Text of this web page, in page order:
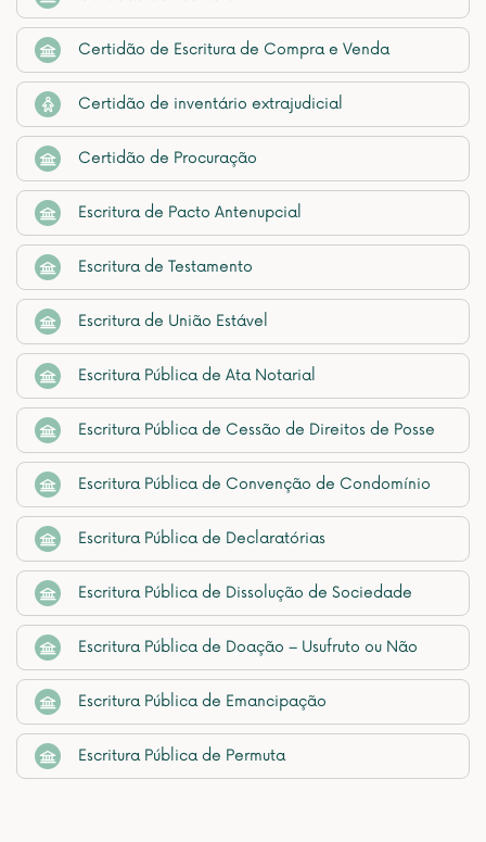
Certidão de Escritura de Compra e Venda
Certidão de inventário extrajudicial
Certidão de Procuração
Escritura de Pacto Antenupcial
Escritura de Testamento
Escritura de União Estável
Escritura Pública de Ata Notarial
Escritura Pública de Cessão de Direitos de Posse
Escritura Pública de Convenção de Condomínio
Escritura Pública de Declaratórias
Escritura Pública de Dissolução de Sociedade
Escritura Pública de Doação – Usufruto ou Não
Escritura Pública de Emancipação
Escritura Pública de Permuta